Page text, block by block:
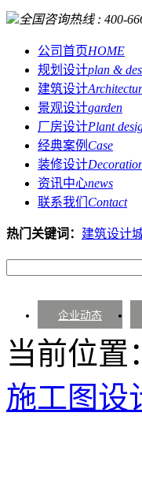
全国咨询热线 : 400-
公司首页HOME
规划设计plan &
建筑设计
景观设计garden
厂房设计Plant
经典案例 Case
装修设计
资讯中心news
联系我们 Contact
热门关键词： 建筑设计
企业动态
当前位置：
施工图设